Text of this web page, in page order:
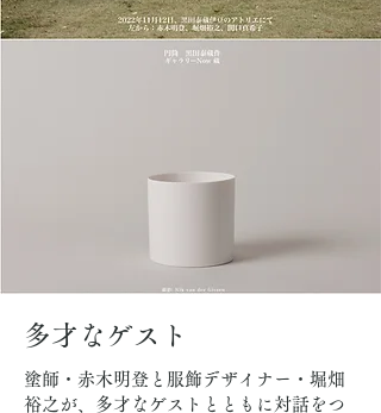
多才なゲスト
塗師・赤木明登と服飾デザイナー・堀畑
裕之が、多才なゲストとともに対話をつ